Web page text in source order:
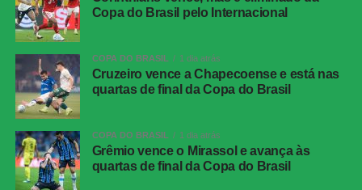
classificação para a próxima fase.
Nas oitavas de final, o Vasco terá o Olímpia como
adversário. O primeiro jogo está previsto para a semana
de 12 de agosto, em São Januário, enquanto a partida de
volta deve ocorrer na semana de 19 de agosto.
Próximos jogos
Vasco x Fluminense
Copa do Brasil pelo Internacional
COPA DO BRASIL 1 dia atrás
Cruzeiro vence a Chapecoense e está nas
quartas de final da Copa do Brasil
COPA DO BRASIL 1 dia atrás
Grêmio vence o Mirassol e avança às
quartas de final da Copa do Brasil